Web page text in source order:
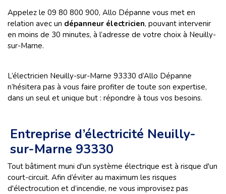
Appelez le 09 80 800 900, Allo Dépanne vous met en
relation avec un dépanneur électricien, pouvant intervenir
en moins de 30 minutes, à l’adresse de votre choix à Neuilly-
sur-Marne.
L’électricien Neuilly-sur-Marne 93330 d’Allo Dépanne
n’hésitera pas à vous faire profiter de toute son expertise,
dans un seul et unique but : répondre à tous vos besoins.
Entreprise d’électricité Neuilly-
sur-Marne 93330
Tout bâtiment muni d'un système électrique est à risque d'un
court-circuit. Afin d’éviter au maximum les risques
d'électrocution et d’incendie, ne vous improvisez pas